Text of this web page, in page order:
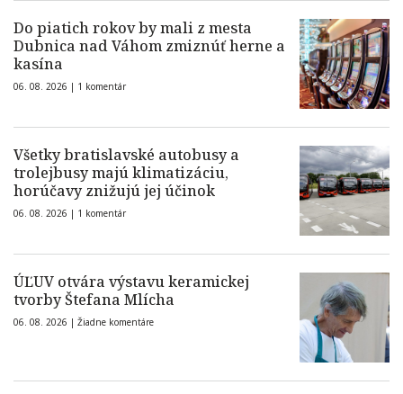
Do piatich rokov by mali z mesta
Dubnica nad Váhom zmiznúť herne a
kasína
06. 08. 2026 | 1 komentár
Všetky bratislavské autobusy a
trolejbusy majú klimatizáciu,
horúčavy znižujú jej účinok
06. 08. 2026 | 1 komentár
ÚĽUV otvára výstavu keramickej
tvorby Štefana Mlícha
06. 08. 2026 | Žiadne komentáre